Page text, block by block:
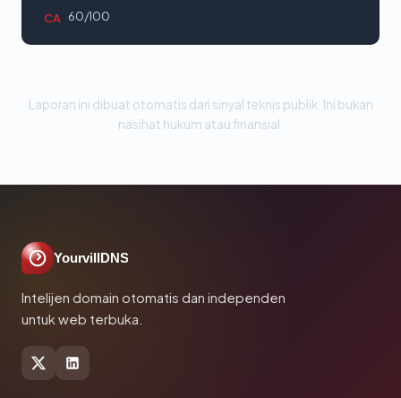
CA 60/100
Laporan ini dibuat otomatis dari sinyal teknis publik. Ini bukan
nasihat hukum atau finansial.
YourvillDNS
Intelijen domain otomatis dan independen
untuk web terbuka.